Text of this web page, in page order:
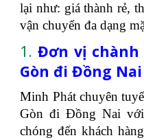
lại như: giá thành rẻ,
vận chuyển đa dạng
1.Đơn vị
Gòn đi Đồng
Minh Phát chuyên
Gòn đi Đồng Nai
chóng đến khách